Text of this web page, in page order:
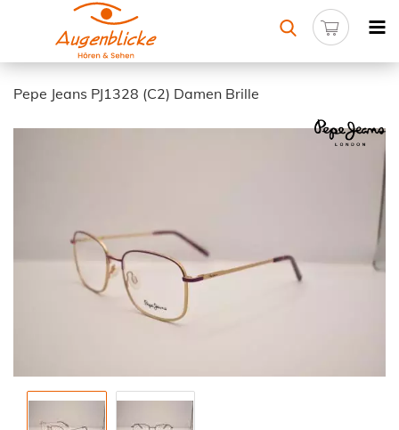
Pepe Jeans PJ1328 (C2) Damen Brille